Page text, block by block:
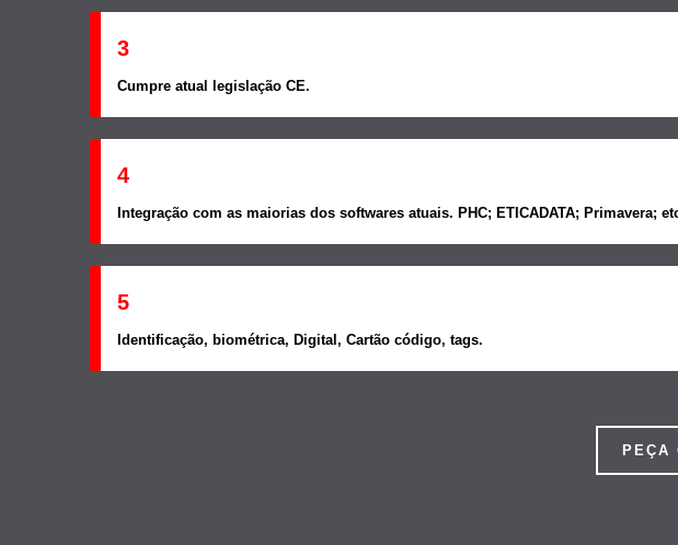
3
Cumpre atual legislação CE.
4
Integração com as maiorias dos softwares atuais. PHC; ETICADATA; Primavera;
5
Identificação, biométrica, Digital, Cartão código, tags.
PEÇA